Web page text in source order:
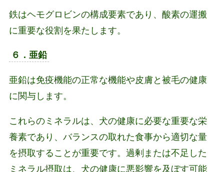
鉄はヘモグロビンの構成要素であり、酸素の運搬
に重要な役割を果たします。
６．亜鉛
亜鉛は免疫機能の正常な機能や皮膚と被毛の健康
に関与します。
これらのミネラルは、犬の健康に必要な重要な栄
養素であり、バランスの取れた食事から適切な量
を摂取することが重要です。過剰または不足した
ミネラル摂取は、犬の健康に悪影響を及ぼす可能